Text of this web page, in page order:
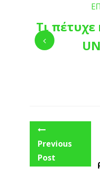
Τι
Previous
Post